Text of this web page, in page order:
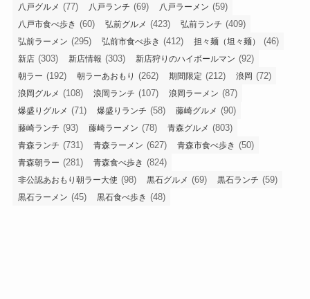
八戸グルメ (77) 八戸ランチ (69) 八戸ラーメン (59)
八戸市食べ歩き (60) 弘前グルメ (423) 弘前ランチ (409)
弘前ラーメン (295) 弘前市食べ歩き (412) 担々麺（坦々麺） (46)
新店 (303) 新店情報 (303) 新店狩りのハイボールマン (92)
朝ラー (192) 朝ラーあおもり (262) 期間限定 (212) 浪岡 (72)
浪岡グルメ (108) 浪岡ランチ (107) 浪岡ラーメン (87)
爆盛りグルメ (71) 爆盛りランチ (58) 藤崎グルメ (90)
藤崎ランチ (93) 藤崎ラーメン (78) 青森グルメ (803)
青森ランチ (731) 青森ラーメン (627) 青森市食べ歩き (50)
青森朝ラー (281) 青森食べ歩き (824)
非公認あおもり朝ラー大使 (98) 黒石グルメ (69) 黒石ランチ (59)
黒石ラーメン (45) 黒石食べ歩き (48)